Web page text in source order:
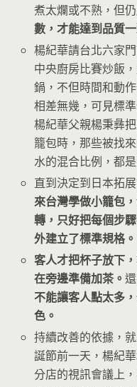
煮太爛或不熟，但仍
數，才能達到品質一
楊紀華請台北六家
中央廚房比賽炒飯
鍋，不但時間和動
相差無幾，可見標
楊紀華父親楊秉彝
籠包時，那些被找
水的混合比例，都
直到決定到日本拓
來台灣學做小籠包
轉，只好把每個步
外建立了標準規格。
客人才把杯子放下
在旁邊準備加茶。
不能讓客人點太多
色。
持續改善的依據，
誕節前一天，楊紀
分店的視訊會議上